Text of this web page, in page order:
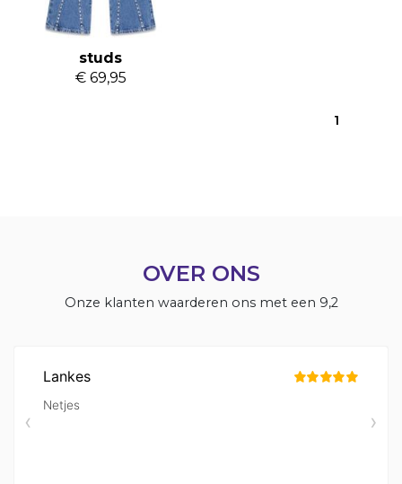
Guess flare jeans
studs
€ 69,95
1
OVER ONS
Onze klanten waarderen ons met een 9,2